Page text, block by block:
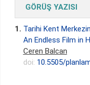
GÖRÜŞ YAZISI
1. Tarihi Kent
An Endless Film in
Ceren Balcan
doi: 10.5505/